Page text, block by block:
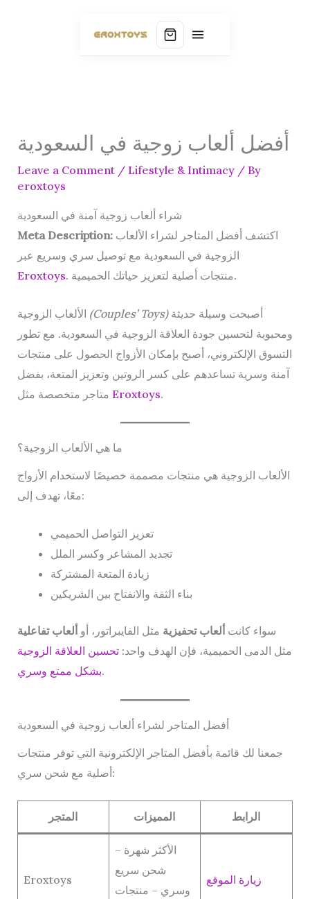
أفضل ألعاب زوجية في السعودية
Leave a Comment / Lifestyle & Intimacy/ By
eroxtoys
شراء ألعاب زوجية آمنة في السعودية
Meta Description:اكتشف أفضل المتاجر لشراء الألعاب
الزوجية في السعودية مع توصيل سري وسريع عبر
Eroxtoys
. منتجات أصلية لتعزيز حياتك الحميمية.
(Couples’ Toys)أصبحت وسيلة حديثة
ومحبوبة لتحسين جودة العلاقة الزوجية في السعودية. مع تطور
التسوق الإلكتروني، أصبح بإمكان الأزواج الحصول على منتجات
آمنة وسرية تساعدهم على كسر الروتين وتعزيز المتعة، بفضل
Eroxtoys.
ما هي الألعاب الزوجية؟
الألعاب الزوجية هي منتجات مصممة خصيصًا لاستخدام الأزواج
معًا، تهدف إلى:
تعزيز التواصل الحميمي
تجديد المشاعر وكسر الملل
زيادة المتعة المشتركة
بناء الثقة والانفتاح بين الشريكين
سواء كانتألعاب تحفيزية مثل الفايبراتور، أوألعاب تفاعلية
مثل الدمى الحميمية، فإن الهدف واحد:تحسين العلاقة الزوجية
بشكل ممتع وسري.
أفضل المتاجر لشراء ألعاب زوجية في السعودية
جمعنا لك قائمة بأفضل المتاجر الإلكترونية التي توفر منتجات
أصلية مع شحن سري:
المتجر المميزات الرابط
Eroxtoys
الأكثر شهرة –
شحن سريع
وسري – منتجات
زيارة الموقع